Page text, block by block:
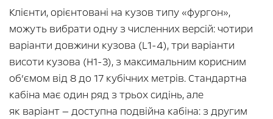
Клієнти, орієнтовані на кузов типу «фургон»,
можуть вибрати одну з численних версій: чотири
варіанти довжини кузова (L1-4), три варіанти
висоти кузова (H1-3), з максимальним корисним
об’ємом від 8 до 17 кубічних метрів. Стандартна
кабіна має один ряд з трьох сидінь, але
як варіант — доступна подвійна кабіна: з другим